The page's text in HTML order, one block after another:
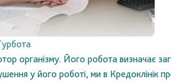
організму. Його робота визначає
у його роботі, ми в